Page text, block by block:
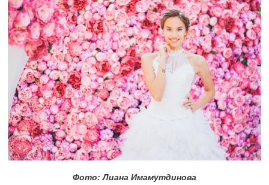
Фото: Лиана Имамутдинова